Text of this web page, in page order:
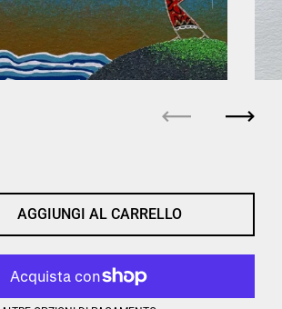
AGGIUNGI AL CARRELLO